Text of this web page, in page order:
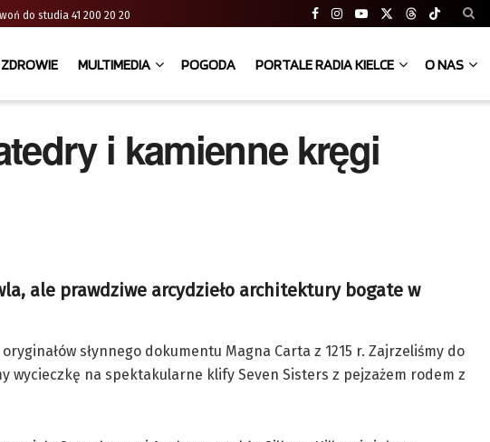
do studia 41 200 20 20
ZDROWIE MULTIMEDIA POGODA PORTALE RADIA KIELCE O NAS
i kamienne kręgi
ale prawdziwe arcydzieło architektury bogate w
słynnego dokumentu Magna Carta z 1215 r. Zajrzeliśmy do
wycieczkę na spektakularne klify Seven Sisters z pejzażem rodem z